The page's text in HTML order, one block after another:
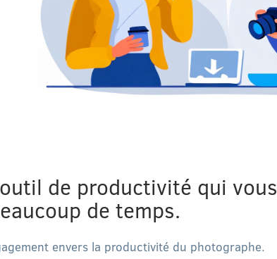
de productivité qui vous
de temps.
envers la productivité du photographe.